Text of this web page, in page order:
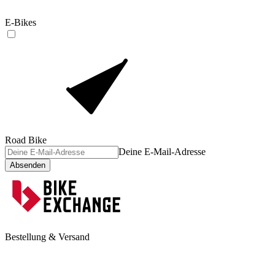
E-Bikes
Road Bike
Deine E-Mail-Adresse
Absenden
Bestellung & Versand